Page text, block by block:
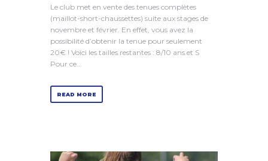
Le club met en vente des tenues complètes
(maillot-short-chaussettes) suite aux stages de
novembre et février. En effet, vous avez la
possibilité d’obtenir la tenue pour seulement
20€ ! Voici les tailles restantes : 8/10 ans et S
Pour ce...
READ MORE